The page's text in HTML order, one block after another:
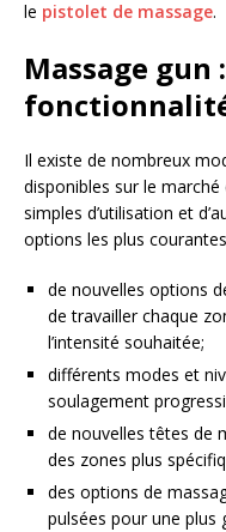
le pistolet de massage.
Massage gun
Il existe de nombreux
disponibles sur le
simples d’utilisation et
options les plus
de nouvelles options
de travailler chaque
l’intensité souhaitée;
différents modes et
soulagement
de nouvelles têtes de
des zones plus
des options de
pulsées pour une plus